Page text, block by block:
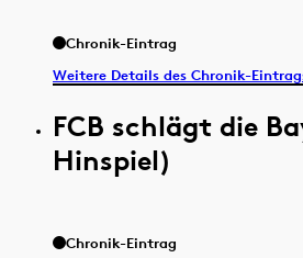
Chronik-Eintrag
Weitere Details des Chronik-
FCB schlägt die
Hinspiel)
Chronik-Eintrag